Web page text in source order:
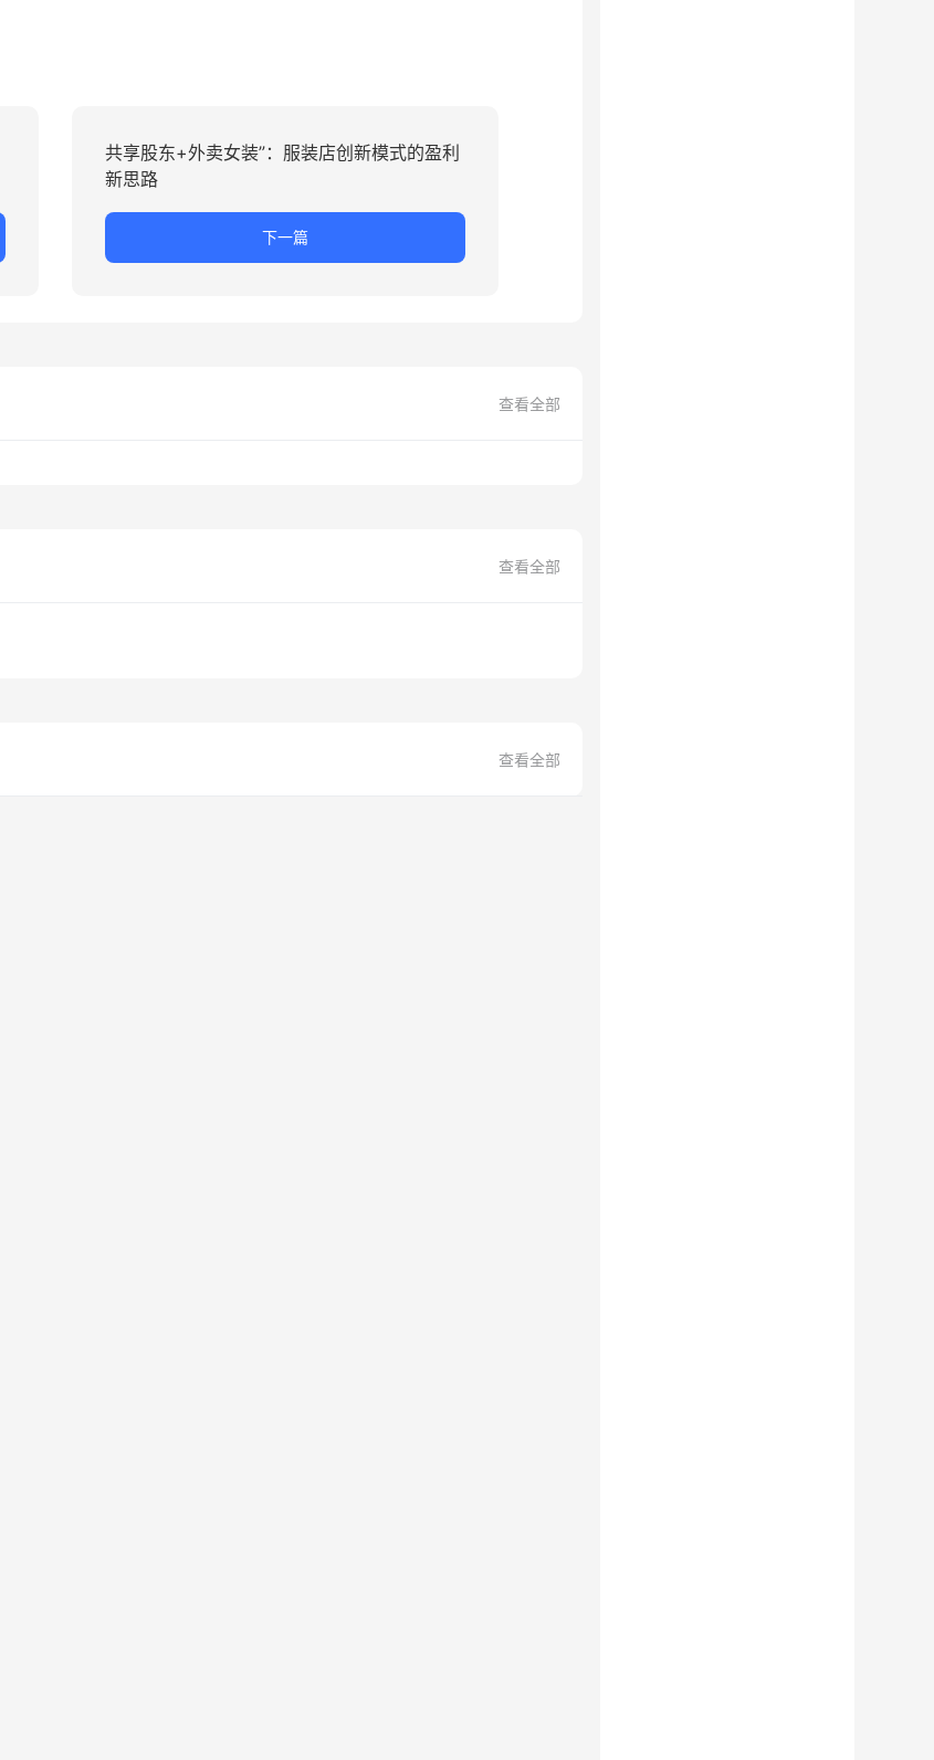
共享股东+外卖女装”：服装店创新模式的盈利
新思路
下一篇
查看全部
查看全部
查看全部